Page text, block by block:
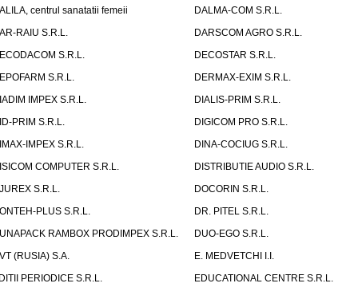
centrul sanatatii femeii
DALMA-COM S.R.L.
RAIU S.R.L.
DARSCOM AGRO S.R.L.
S.R.L.
DECOSTAR S.R.L.
S.R.L.
DERMAX-EXIM S.R.L.
IMPEX S.R.L.
DIALIS-PRIM S.R.L.
PRIM S.R.L.
DIGICOM PRO S.R.L.
IMPEX S.R.L.
DINA-COCIUG S.R.L.
COMPUTER S.R.L.
DISTRIBUTIE AUDIO S.R.L.
S.R.L.
DOCORIN S.R.L.
PLUS S.R.L.
DR. PITEL S.R.L.
RAMBOX PRODIMPEX S.R.L.
DUO-EGO S.R.L.
(RUSIA) S.A.
E. MEDVETCHI I.I.
PERIODICE S.R.L.
EDUCATIONAL CENTRE S.R.L.